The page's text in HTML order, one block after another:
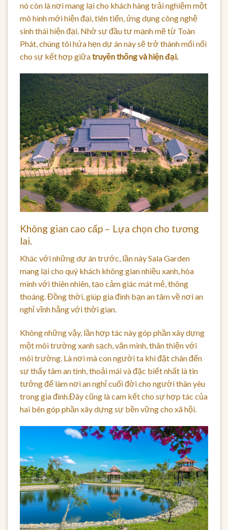
nó còn là nơi mang lại cho khách hàng trải nghiệm một
mô hình mới hiện đại, tiên tiến, ứng dụng công nghệ
sinh thái hiện đại. Nhờ sự đầu tư mạnh mẽ từ Toàn
Phát, chúng tôi hứa hẹn dự án này sẽ trở thành mối nối
cho sự kết hợp giữatruyền thống và hiện đại.
Không gian cao cấp – Lựa chọn cho tương
lai.
Khác với những dự án trước, lần này Sala Garden
mang lại cho quý khách không gian nhiều xanh, hòa
mình với thiên nhiên, tạo cảm giác mát mẻ, thông
thoáng. Đồng thời, giúp gia đình bạn an tâm về nơi an
nghỉ vĩnh hằng với thời gian.
Không những vậy, lần hợp tác này góp phần xây dựng
một môi trường xanh sạch, văn minh, thân thiện với
môi trường. Là nơi mà con người ta khi đặt chân đến
sự thấy tâm an tịnh, thoải mái và đặc biết nhất là tin
tưởng để làm nơi an nghỉ cuối đời cho người thân yêu
trong gia đình.Đây cũng là cam kết cho sự hợp tác của
hai bên góp phần xây dựng sự bền vững cho xã hội.